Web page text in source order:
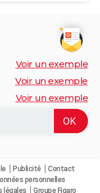
Voir un exemple
Voir un exemple
Voir un exemple
Publicité
Contact
personnelles
légales Groupe Figaro